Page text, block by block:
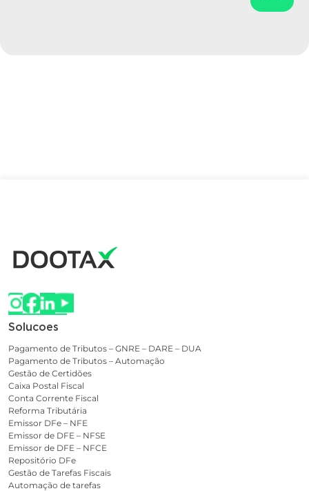
Solucoes
Pagamento de Tributos – GNRE – DARE – DUA
Pagamento de Tributos – Automação
Gestão de Certidões
Caixa Postal Fiscal
Conta Corrente Fiscal
Reforma Tributária
Emissor DFe – NFE
Emissor de DFE – NFSE
Emissor de DFE – NFCE
Repositório DFe
Gestão de Tarefas Fiscais
Automação de tarefas